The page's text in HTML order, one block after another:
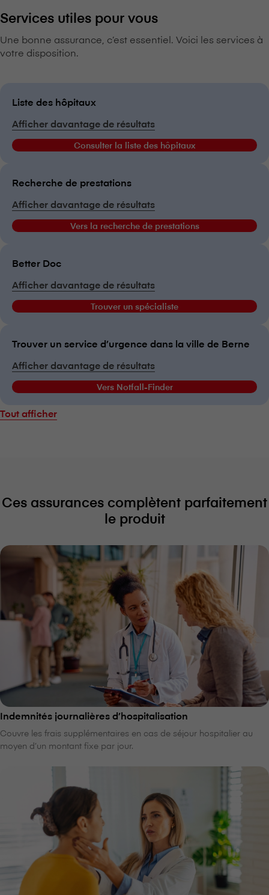
Services utiles pour vous
Une bonne assurance, c’est essentiel. Voici les services à
votre disposition.
Liste des hôpitaux
Afficher davantage de résultats
Consulter la liste des hôpitaux
Recherche de prestations
Afficher davantage de résultats
Vers la recherche de prestations
Better Doc
Afficher davantage de résultats
Trouver un spécialiste
Trouver un service d’urgence dans la ville de Berne
Afficher davantage de résultats
Vers Notfall-Finder
Tout afficher
Ces assurances complètent parfaitement
le produit
Indemnités journalières d’hospitalisation
Couvre les frais supplémentaires en cas de séjour hospitalier au
moyen d’un montant fixe par jour.